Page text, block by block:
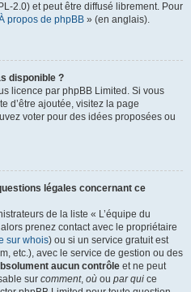
2.0) et peut être diffusé librement. Pour
propos de phpBB » (en anglais).
disponible ?
licence par phpBB Limited. Si vous
d’être ajoutée, visitez la page
voter pour des idées proposées ou
légales concernant ce
de la liste « L’équipe du
prenez contact avec le propriétaire
sur whois) ou si un service gratuit est
etc.), avec le service de gestion ou des
aucun contrôle et ne peut
sur comment, où ou par qui ce